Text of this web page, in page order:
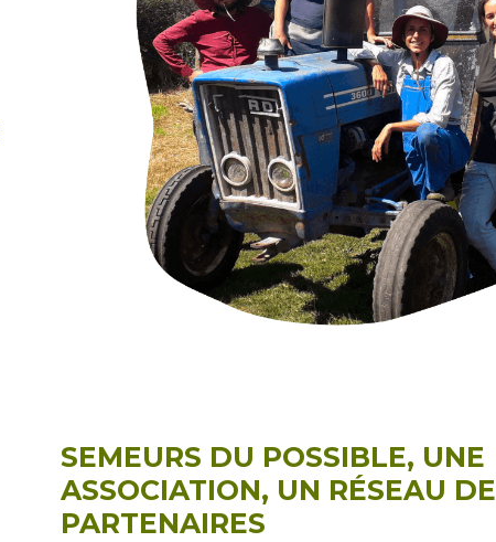
SEMEURS DU POSSIBLE, UNE
ASSOCIATION, UN RÉSEAU DE
PARTENAIRES